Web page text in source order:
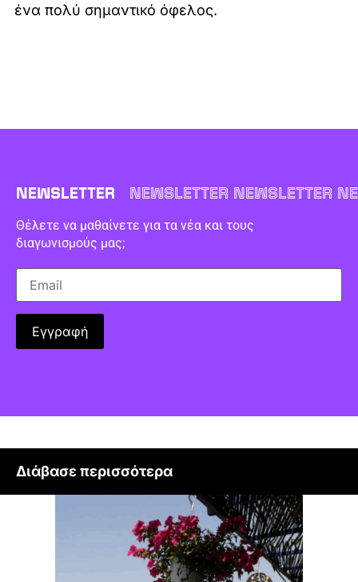
ένα πολύ σημαντικό όφελος.
NEWSLETTER NEWSLETTER NEWSLETTER
Θέλετε να μαθαίνετε για τα νέα και τους
διαγωνισμούς μας;
Διάβασε περισσότερα